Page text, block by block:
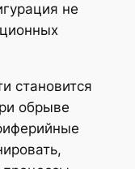
не
становится
обрыве